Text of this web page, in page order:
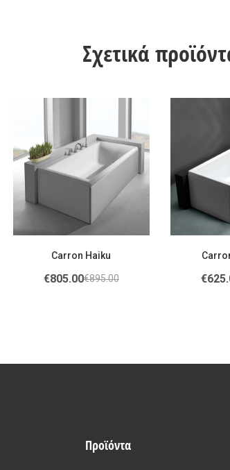
Σχετικά
Carron Haiku
€895.00
€805.00 €
Προϊόντα